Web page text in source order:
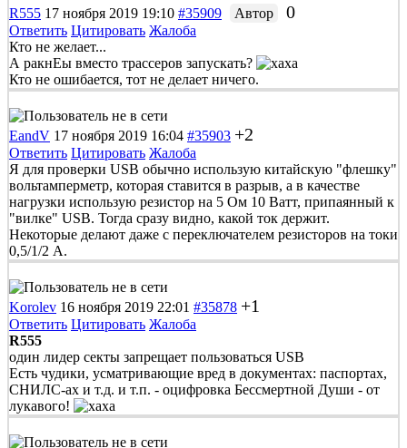
R555 17 ноября 2019 19:10 #35909 Автор 0
Ответить Цитировать Жалоба
Кто не желает...
А ракнЕы вместо трассеров запускать?
Кто не ошибается, тот не делает ничего.
EandV 17 ноября 2019 16:04 #35903 +2
Ответить Цитировать Жалоба
Я для проверки USB обычно использую китайскую "флешку"
вольтамперметр, которая ставится в разрыв, а в качестве
нагрузки использую резистор на 5 Ом 10 Ватт, припаянный к
"вилке" USB. Тогда сразу видно, какой ток держит.
Некоторые делают даже с переключателем резисторов на токи
0,5/1/2 А.
Korolev 16 ноября 2019 22:01 #35878 +1
Ответить Цитировать Жалоба
R555
один лидер секты запрещает пользоваться USB
Есть чудики, усматривающие вред в документах: паспортах,
СНИЛС-ах и т.д. и т.п. - оцифровка Бессмертной Души - от
лукавого!